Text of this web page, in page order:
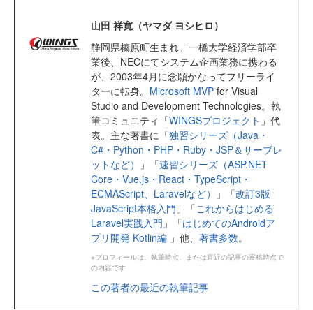
山田 祥寛（ヤマダ ヨシヒロ）
静岡県榛原町生まれ。一橋大学経済学部卒
業後、NECにてシステム企画業務に携わる
が、2003年4月に念願かなってフリーライ
ターに転身。 Microsoft MVP for Visual
Studio and Development Technologies。執
筆コミュニティ「WINGSプロジェクト 」代
表。主な著書に「独習シリーズ（Java・
C#・Python・PHP・Ruby・JSP＆サーブレ
ットなど）
」「速習シリーズ（ASP.NET
Core・Vue.js・React・TypeScript・
ECMAScript、Laravelなど）
」「改訂3版
JavaScript本格入門 」「これからはじめる
Laravel実践入門 」「はじめてのAndroidア
プリ開発 Kotlin編 」他、 著書多数。
※プロフィールは、執筆時点、または直近の記事の寄稿時点で
の内容です
この著者の最近の執筆記事